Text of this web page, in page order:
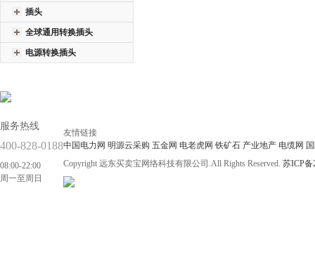
插头
全球通用转换插头
电源转换插头
服务热线
400-828-0188
08:00-22:00
周一至周日
友情链接
中国电力网 明源云采购 五金网 电老虎网 铁矿石 产业地产 电缆网
Copyright 远东买卖宝网络科技有限公司.All Rights Reserved. 苏ICP备